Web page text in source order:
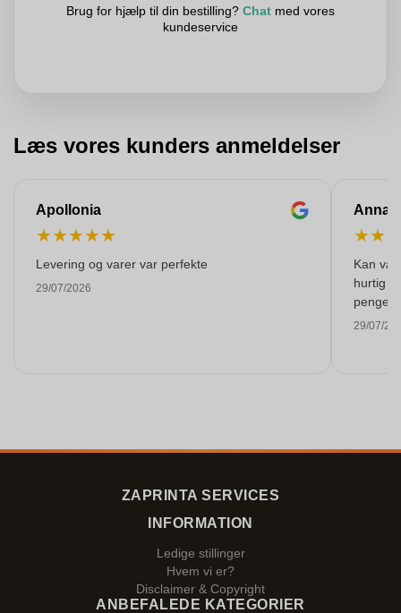
Brug for hjælp til din bestilling? Chat med vores
kundeservice
Læs vores kunders anmeldelser
Apollonia
★★★★★
Levering og varer var perfekte
29/07/2026
Anna
★★
Kan
hurtig
29/07/
ZAPRINTA SERVICES
INFORMATION
Ledige stillinger
Hvem vi er?
Disclaimer & Copyright
ANBEFALEDE KATEGORIER